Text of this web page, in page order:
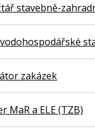
stavebně-
zakázek
MaR a ELE (TZB)